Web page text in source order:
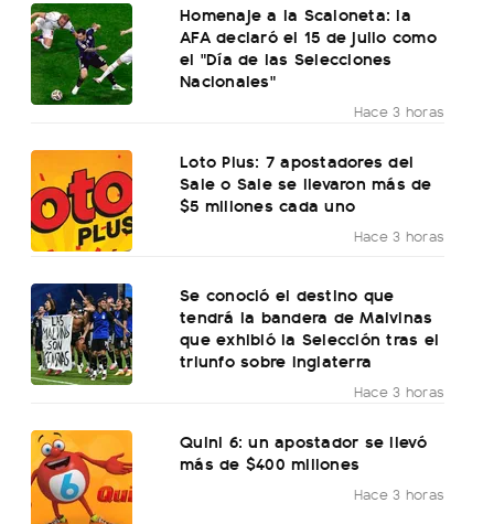
Homenaje a la Scaloneta: la
AFA declaró el 15 de julio como
el "Día de las Selecciones
Nacionales"
Hace 3 horas
Loto Plus: 7 apostadores del
Sale o Sale se llevaron más de
$5 millones cada uno
Hace 3 horas
Se conoció el destino que
tendrá la bandera de Malvinas
que exhibió la Selección tras el
triunfo sobre Inglaterra
Hace 3 horas
Quini 6: un apostador se llevó
más de $400 millones
Hace 3 horas